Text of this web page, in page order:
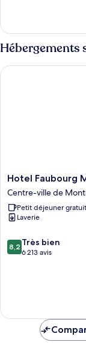
lits,
vue
le
type
de
Chambre,
Hébergements
Hotel
Faubourg
Montreal
Centre-
ville
Montréal
Hotel Faubourg
Centre-ville de
Petit déjeuner gratuit
Laverie
8.2
sur
8,2 Très bien
6 213 avis
Hotel Faubourg